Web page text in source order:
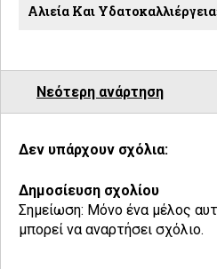
Αλιεία Και
Νεότερη ανάρτηση
Δεν υπάρχουν σχόλια:
Δημοσίευση σχολίου
Σημείωση: Μόνο ένα μέλος
μπορεί να αναρτήσει σχόλιο.